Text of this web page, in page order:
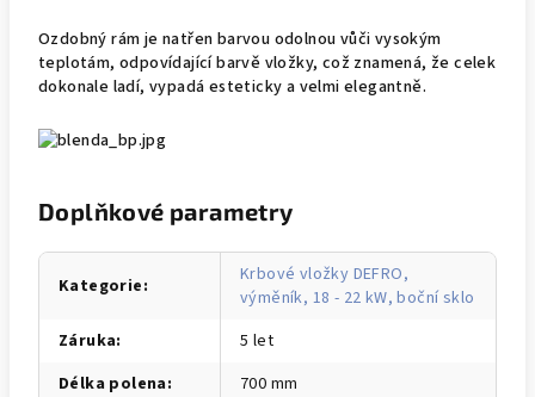
Ozdobný rám je natřen barvou odolnou vůči vysokým
teplotám, odpovídající barvě vložky, což znamená, že celek
dokonale ladí, vypadá esteticky a velmi elegantně.
Doplňkové parametry
Kategorie:
Krbové vložky DEFRO,
výměník, 18 - 22 kW, boční sklo
Záruka:
5 let
Délka polena:
700 mm